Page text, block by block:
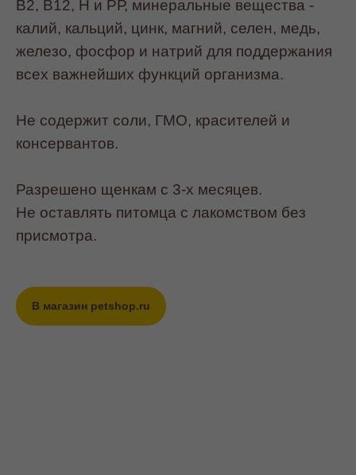
В2, В12, Н и РР, минеральные вещества -
калий, кальций, цинк, магний, селен, медь,
железо, фосфор и натрий для поддержания
всех важнейших функций организма.
Не содержит соли, ГМО, красителей и
консервантов.
Разрешено щенкам с 3-х месяцев.
Не оставлять питомца с лакомством без
присмотра.
В магазин petshop.ru